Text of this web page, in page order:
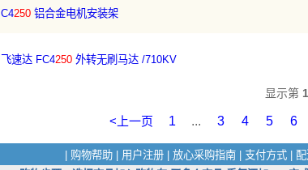
C4250铝合金电机安装架
飞速达 FC4250外转无刷马达 /710KV
显示第
<上一页 1 ... 3 4 5 6
购物帮助 用户注册 放心采购指南 支付方式